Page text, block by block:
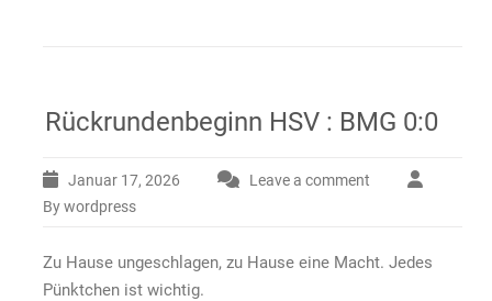
Rückrundenbeginn HSV : BMG 0:0
Januar 17, 2026
Leave a comment
By wordpress
Zu Hause ungeschlagen, zu Hause eine Macht. Jedes
Pünktchen ist wichtig.